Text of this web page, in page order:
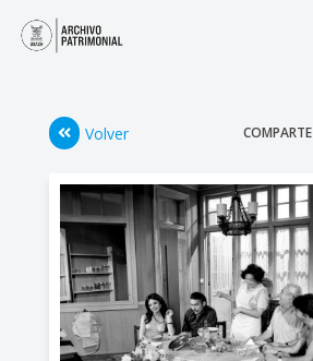
Volver COMPARTE